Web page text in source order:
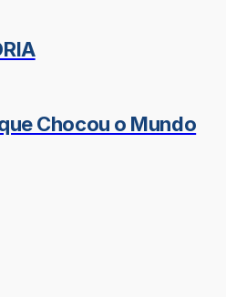
Chocou o Mundo